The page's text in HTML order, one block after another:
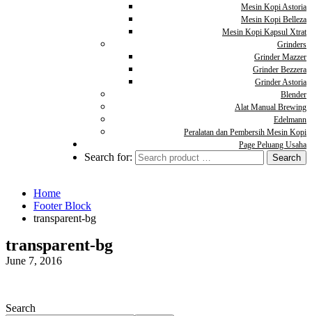
Mesin Kopi Astoria
Mesin Kopi Belleza
Mesin Kopi Kapsul Xtrat
Grinders
Grinder Mazzer
Grinder Bezzera
Grinder Astoria
Blender
Alat Manual Brewing
Edelmann
Peralatan dan Pembersih Mesin Kopi
Page Peluang Usaha
Search for:
Home
Footer Block
transparent-bg
transparent-bg
June 7, 2016
Search